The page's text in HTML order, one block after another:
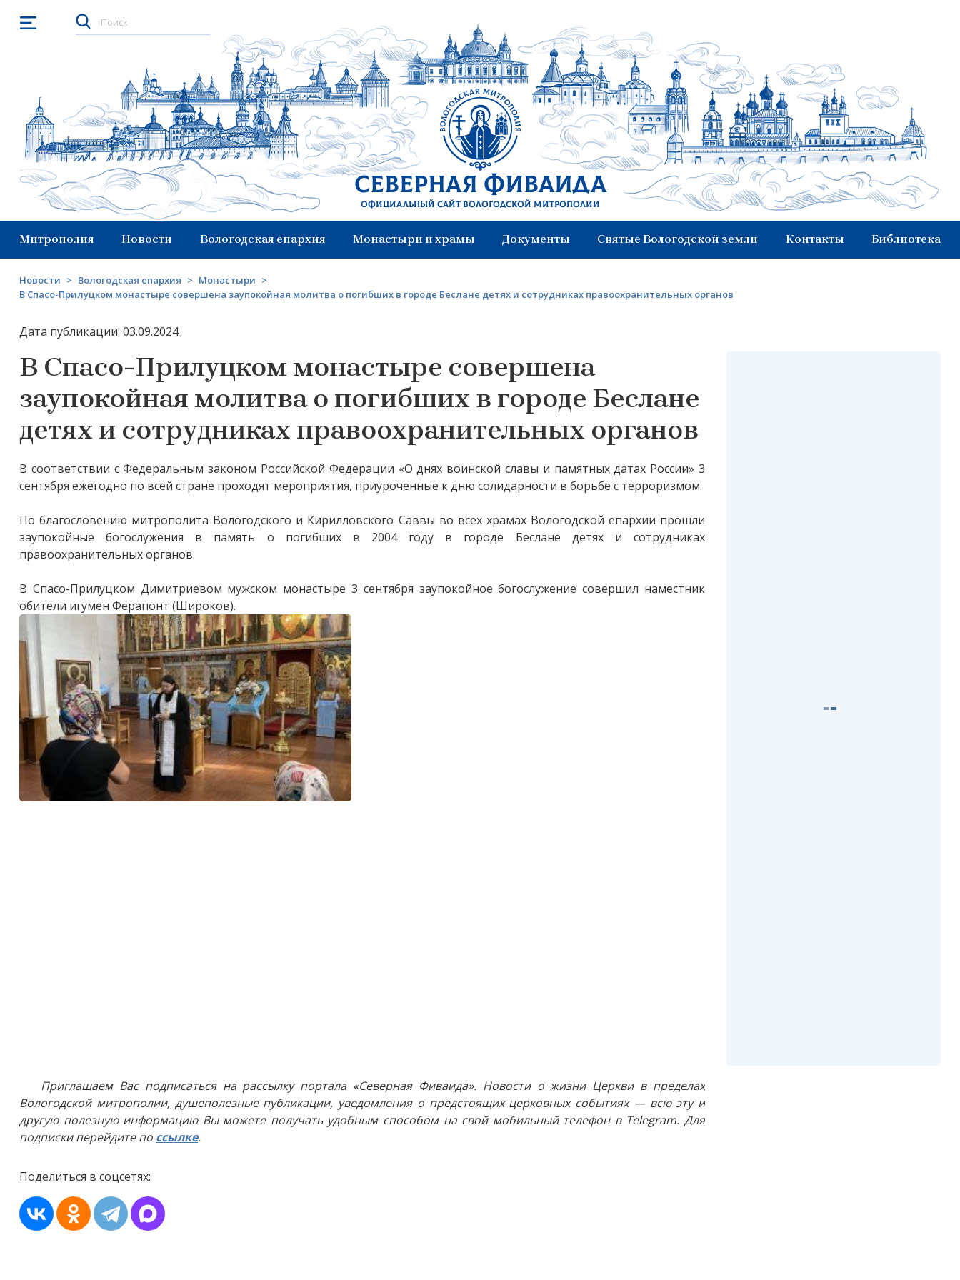
Открыть меню
Северная Фиваида
Официальный сайт Вологодской митрополии
Митрополия Новости Вологодская епархия Монастыри и храмы Документы Святые Вологодской земли Контакты Библиотека
Новости > Вологодская епархия > Монастыри >
В Спасо-Прилуцком монастыре совершена заупокойная молитва о погибших в городе Беслане детях и сотрудниках правоохранительных органов
Дата публикации: 03.09.2024
В Спасо-Прилуцком монастыре совершена
заупокойная молитва о погибших в городе Беслане
детях и сотрудниках правоохранительных органов
В соответствии с Федеральным законом Российской Федерации «О днях воинской славы и памятных датах России» 3
сентября ежегодно по всей стране проходят мероприятия, приуроченные к дню солидарности в борьбе с терроризмом.
По благословению митрополита Вологодского и Кирилловского Саввы во всех храмах Вологодской епархии прошли
заупокойные богослужения в память о погибших в 2004 году в городе Беслане детях и сотрудниках
правоохранительных органов.
В Спасо-Прилуцком Димитриевом мужском монастыре 3 сентября заупокойное богослужение совершил наместник
обители игумен Ферапонт (Широков).
Приглашаем Вас подписаться на рассылку портала «Северная Фиваида». Новости о жизни Церкви в пределах
Вологодской митрополии, душеполезные публикации, уведомления о предстоящих церковных событиях — всю эту и
другую полезную информацию Вы можете получать удобным способом на свой мобильный телефон в Telegram. Для
подписки перейдите по ссылке.
Поделиться в соцсетях: